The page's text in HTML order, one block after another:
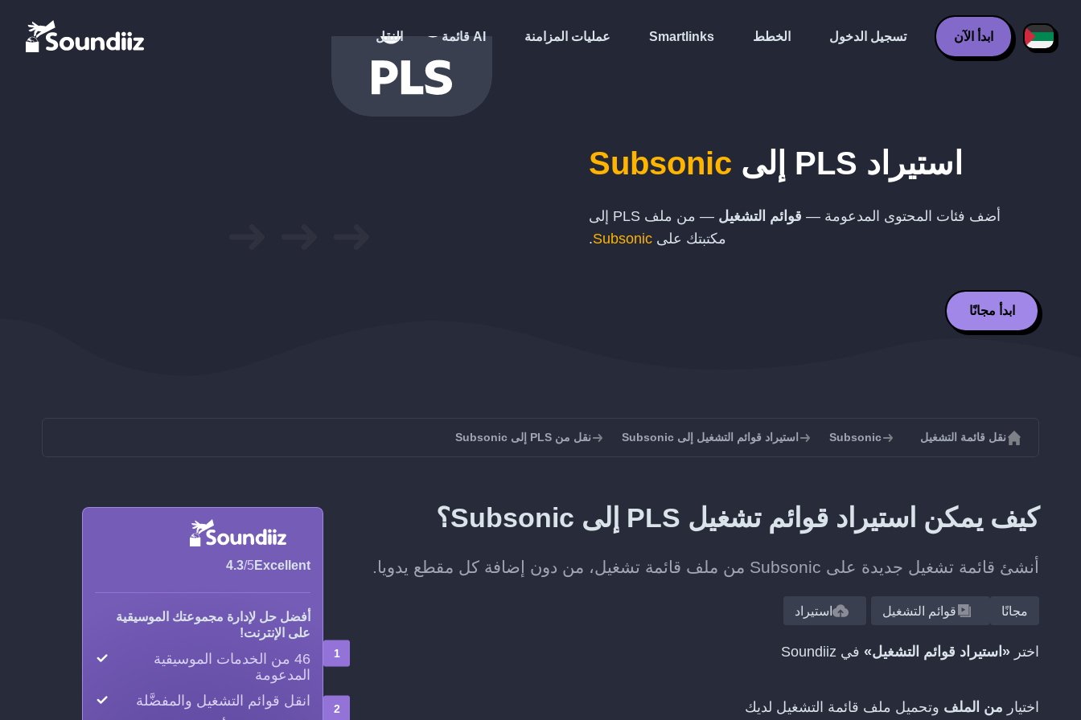
النقل قائمة AI عمليات المزامنة Smartlinks الخطط تسجيل الدخول ابدأ الآن
استيراد PLS إلى Subsonic
أضف فئات المحتوى المدعومة — قوائم التشغيل — من ملف PLS إلى
مكتبتك على Subsonic
.
ابدأ مجانًا
نقل قائمة التشغيل Subsonic استيراد قوائم التشغيل إلى Subsonic نقل من PLS إلى Subsonic
كيف يمكن استيراد قوائم تشغيل PLS إلى Subsonic؟
أنشئ قائمة تشغيل جديدة على Subsonic من ملف قائمة تشغيل، من دون إضافة كل مقطع يدويا.
مجانًا قوائم التشغيل استيراد
اختر «استيراد قوائم التشغيل» في Soundiiz
اختيار من الملف وتحميل ملف قائمة التشغيل لديك
Excellent
4.3/5
أفضل حل لإدارة مجموعتك الموسيقية
على الإنترنت!
46 من الخدمات الموسيقية
المدعومة
انقل قوائم التشغيل والمفضَّلة